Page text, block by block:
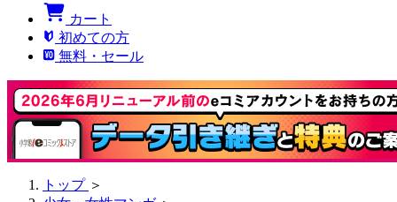
カート
初めての方
無料・セール
トップ ＞